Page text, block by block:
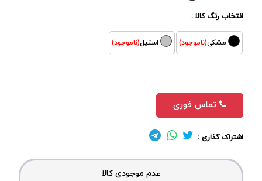
انتخاب رنگ کالا :
مشکی(ناموجود) استیل(ناموجود)
تماس فوری
اشتراک گذاری :
عدم موجودی کالا